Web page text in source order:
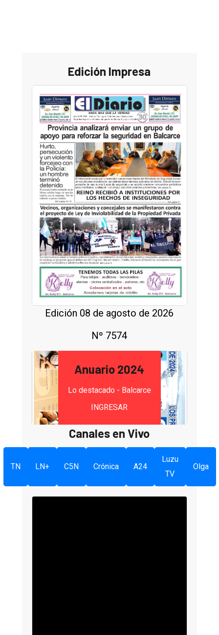
Edición Impresa
Edición 08 de agosto de 2026
Nº 7574
Anuario 2024
Lo destacado - Balcarce
INGRESAR
Canales en Vivo
TN LN+ C5N Crónica A24
Luzu
TV
Olga